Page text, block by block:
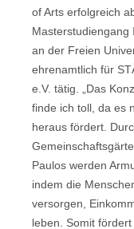
of Arts erfolgreich
Masterstudiengang
an der Freien
ehrenamtlich für
e.V. tätig. „Das
finde ich toll, da es
heraus fördert.
Paulos werden
indem die
versorgen,
leben. Somit